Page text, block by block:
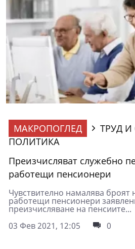
МАКРОПОГЛЕД
ТРУД
ПОЛИТИКА
Преизчисляват служебно
работещи пенсионери
Чувствително намалява броят
работещи пенсионери
преизчисляване на пенсиите...
03 Фев 2021, 12:05
0